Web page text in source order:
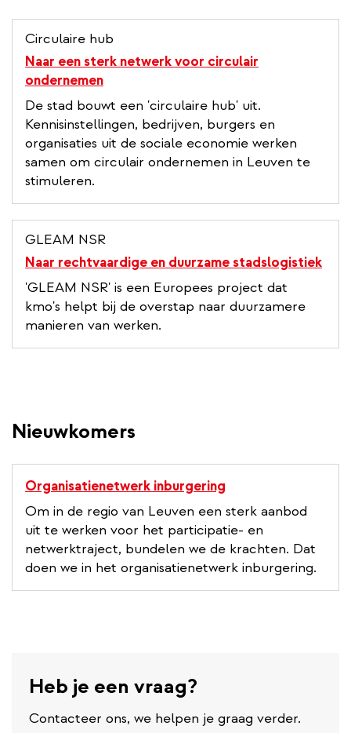
Circulaire hub
Naar een sterk netwerk voor circulair
ondernemen
De stad bouwt een 'circulaire hub' uit.
Kennisinstellingen, bedrijven, burgers en
organisaties uit de sociale economie werken
samen om circulair ondernemen in Leuven te
stimuleren.
GLEAM NSR
Naar rechtvaardige en duurzame stadslogistiek
'GLEAM NSR' is een Europees project dat
kmo's helpt bij de overstap naar duurzamere
manieren van werken.
Nieuwkomers
Organisatienetwerk inburgering
Om in de regio van Leuven een sterk aanbod
uit te werken voor het participatie- en
netwerktraject, bundelen we de krachten. Dat
doen we in het organisatienetwerk inburgering.
Heb je een vraag?
Contacteer ons, we helpen je graag verder.